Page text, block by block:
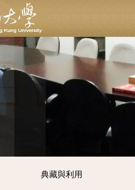
典藏與利用